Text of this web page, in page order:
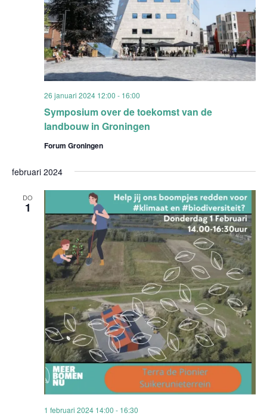
Symposium over de toekomst van de
landbouw in Groningen
26 januari 2024 12:00 - 16:00
Forum Groningen
februari 2024
DO
1
1 februari 2024 14:00 - 16:30